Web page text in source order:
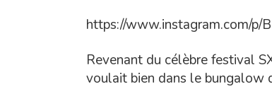
https://www.instagram.com/p/
Revenant du célèbre festival
voulait bien dans le bungalow